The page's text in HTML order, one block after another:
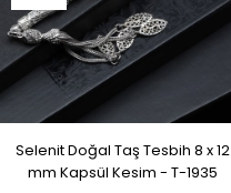
Selenit Doğal Taş Tesbih 8 x 12
mm Kapsül Kesim - T-1935